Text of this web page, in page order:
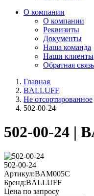
О компании
О компании
Реквизиты
Документы
Наша команда
Наши клиенты
Обратная связь
Главная
BALLUFF
Не отсортированное
502-00-24
502-00-24 |
502-00-24
Артикул:BAM005C
Бренд:BALLUFF
Цена по запросу